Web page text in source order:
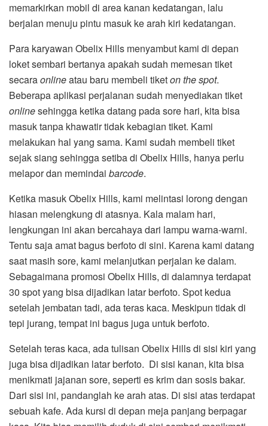
memarkirkan mobil di area kanan kedatangan, lalu
berjalan menuju pintu masuk ke arah kiri kedatangan.
Para karyawan Obelix Hills menyambut kami di depan
loket sembari bertanya apakah sudah memesan tiket
secaraonlineatau baru membeli tiketon the spot.
Beberapa aplikasi perjalanan sudah menyediakan tiket
onlinesehingga ketika datang pada sore hari, kita bisa
masuk tanpa khawatir tidak kebagian tiket. Kami
melakukan hal yang sama. Kami sudah membeli tiket
sejak siang sehingga setiba di Obelix Hills, hanya perlu
melapor dan memindai barcode.
Ketika masuk Obelix Hills, kami melintasi lorong dengan
hiasan melengkung di atasnya. Kala malam hari,
lengkungan ini akan bercahaya dari lampu warna-warni.
Tentu saja amat bagus berfoto di sini. Karena kami datang
saat masih sore, kami melanjutkan perjalan ke dalam.
Sebagaimana promosi Obelix Hills, di dalamnya terdapat
30 spot yang bisa dijadikan latar berfoto. Spot kedua
setelah jembatan tadi, ada teras kaca. Meskipun tidak di
tepi jurang, tempat ini bagus juga untuk berfoto.
Setelah teras kaca, ada tulisan Obelix Hills di sisi kiri yang
juga bisa dijadikan latar berfoto. Di sisi kanan, kita bisa
menikmati jajanan sore, seperti es krim dan sosis bakar.
Dari sisi ini, pandanglah ke arah atas. Di sisi atas terdapat
sebuah kafe. Ada kursi di depan meja panjang berpagar